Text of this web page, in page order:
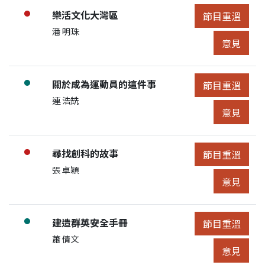
●
展開節目詳細
節目:
樂活文化大灣區
申請人/團體:
潘 明珠
節目重溫
節目重溫
節目意見
意見
●
展開節目詳細
節目:
關於成為運動員的這件事
申請人/團體:
連 浩兟
節目重溫
節目重溫
節目意見
意見
●
展開節目詳細
節目:
尋找創科的故事
申請人/團體:
張 卓穎
節目重溫
節目重溫
節目意見
意見
●
展開節目詳細
節目:
建造群英安全手冊
申請人/團體:
蕭 倩文
節目重溫
節目重溫
節目意見
意見